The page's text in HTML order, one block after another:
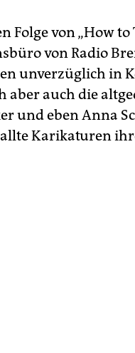
Folge von „How
von Radio
unverzüglich in
aber auch die
und eben Anna
Karikaturen